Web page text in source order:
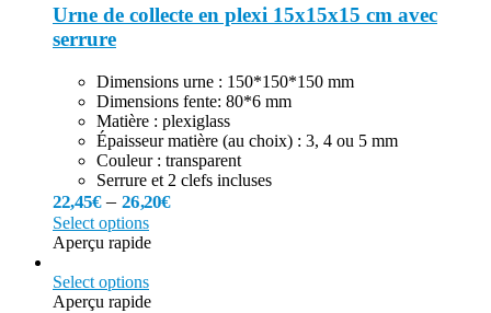
Urne de collecte en plexi 15x15x15 cm avec
serrure
Dimensions urne : 150*150*150 mm
Dimensions fente: 80*6 mm
Matière : plexiglass
Épaisseur matière (au choix) : 3, 4 ou 5 mm
Couleur : transparent
Serrure et 2 clefs incluses
22,45€–26,20€
Select options
Aperçu rapide
Select options
Aperçu rapide